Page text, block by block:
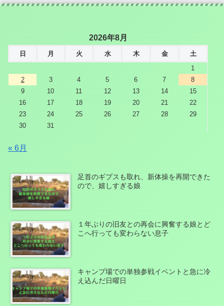
2026年8月
日 月 火 水 木 金
土
1
2
3 4 5 6 7
8
9
10 11 12 13 14
15
16
17 18 19 20 21
22
23
24 25 26 27 28
29
30
31
« 6月
足首のギプスも取れ、新体操を再開できた
ので、嬉しすぎる娘
１年ぶりの旧友との再会に興奮する娘とど
こへ行っても変わらない息子
キャンプ場での単独参戦イベントと急に冷
え込んだ日曜日